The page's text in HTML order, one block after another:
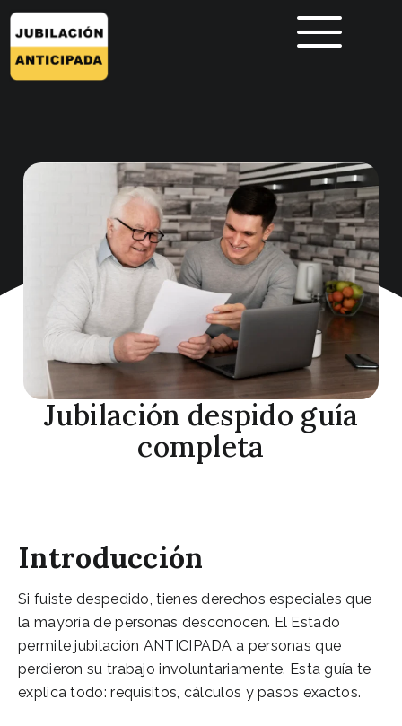
Jubilación despido guía
completa
Introducción
Si fuiste despedido, tienes derechos especiales que
la mayoría de personas desconocen. El Estado
permite jubilación ANTICIPADA a personas que
perdieron su trabajo involuntariamente. Esta guía te
explica todo: requisitos, cálculos y pasos exactos.